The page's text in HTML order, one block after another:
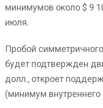
минимумов около $ 9
июля.
Пробой
будет подтвержден
долл., откроет
(минимум внутреннего